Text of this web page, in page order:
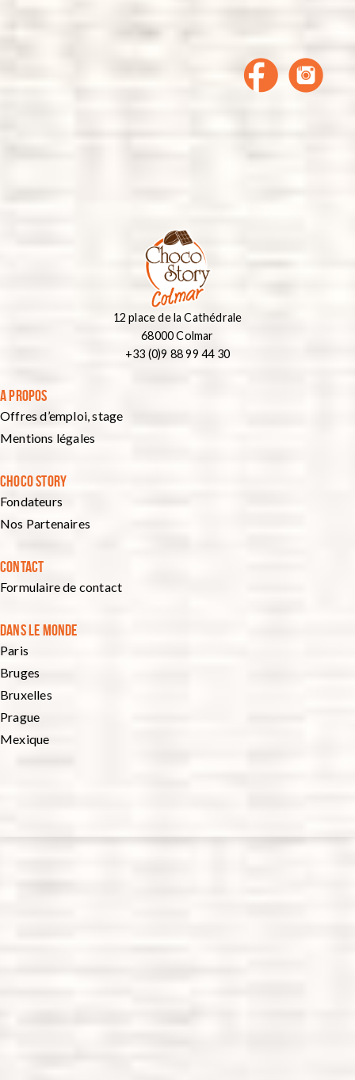
12 place de la Cathédrale
68000 Colmar
+33 (0)9 88 99 44 30
A PROPOS
Offres d’emploi, stage
Mentions légales
CHOCO STORY
Fondateurs
Nos Partenaires
CONTACT
Formulaire de contact
DANS LE MONDE
Paris
Bruges
Bruxelles
Prague
Mexique